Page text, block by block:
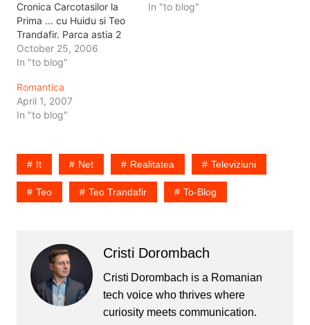
Cronica Carcotasilor la
Prima ... cu Huidu si Teo
Trandafir. Parca astia 2
nu se suportau, si parca
Teo era la Romantica ...
Gainusha ? later edit:
Gainusha a castigat
loteria vizelor si a plecat…
October 25, 2006
In "to blog"
In "to blog"
Romantica
April 1, 2007
In "to blog"
It Net Realitatea Televiziuni
Teo Teo Trandafir To-Blog
Cristi Dorombach
Cristi Dorombach is a Romanian
tech voice who thrives where
curiosity meets communication.